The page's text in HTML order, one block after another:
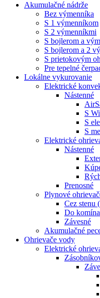
Akumulačné nádrže
Bez výmenníka
S 1 výmenníkom
S 2 výmenníkmi
S bojlerom a
S bojlerom a 2
S prietokovým
Pre tepelné
Lokálne vykurovanie
Elektrické
Nástenné
S
S
S
Elektrické
Nástenné
Prenosné
Plynové
Cez stenu
Do
Závesné
Akumulačné
Ohrievače vody
Elektrické